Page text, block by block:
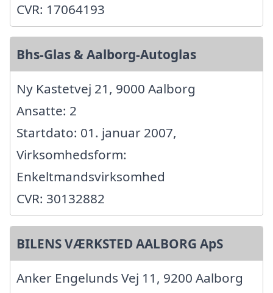
CVR: 17064193
Bhs-Glas & Aalborg-Autoglas
Ny Kastetvej 21, 9000 Aalborg
Ansatte: 2
Startdato: 01. januar 2007,
Virksomhedsform:
Enkeltmandsvirksomhed
CVR: 30132882
BILENS VÆRKSTED AALBORG ApS
Anker Engelunds Vej 11, 9200 Aalborg